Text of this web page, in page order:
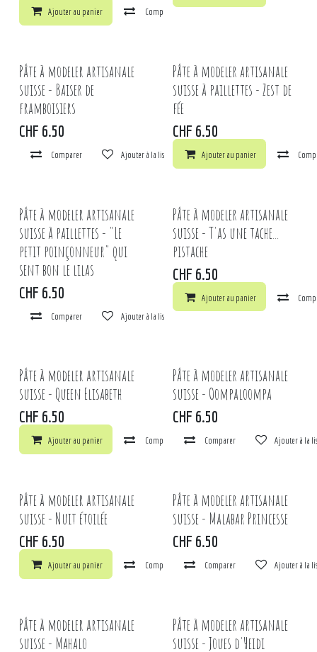
Ajouter au panier Comparer
Pâte à modeler artisanale
suisse - Baiser de
framboisiers
CHF 6.50
Comparer Ajouter à la liste de souhaits
Pâte à modeler artisanale
suisse à paillettes - Zest de
fée
CHF 6.50
Ajouter au panier
Pâte à modeler artisanale
suisse à paillettes - "Le
petit poinçonneur" qui
sent bon le lilas
CHF 6.50
Comparer Ajouter à la liste de souhaits
Pâte à modeler artisanale
suisse - T'as une tache...
pistache
CHF 6.50
Ajouter au panier
Pâte à modeler artisanale
suisse - Queen Elisabeth
CHF 6.50
Ajouter au panier Comparer Ajouter à la liste de souhaits
Pâte à modeler artisanale
suisse - Oompaloompa
CHF 6.50
Comparer Ajouter à la
Pâte à modeler artisanale
suisse - Nuit étoilée
CHF 6.50
Ajouter au panier Comparer Ajouter à la liste de souhaits
Pâte à modeler artisanale
suisse - Malabar Princesse
CHF 6.50
Comparer Ajouter à la
Pâte à modeler artisanale
suisse - Mahalo
Pâte à modeler artisanale
suisse - Joues d'Heidi